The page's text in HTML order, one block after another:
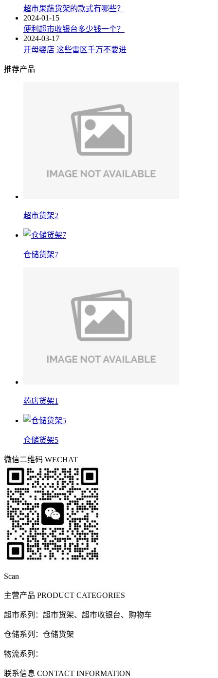
超市果蔬货架的款式有哪些？
2024-01-15
便利超市收银台多少钱一个？
2024-03-17
开母婴店 这些雷区千万不要进
推荐产品
超市货架2
仓储货架7
药店货架1
仓储货架5
微信二维码 WECHAT
Scan
主营产品 PRODUCT CATEGORIES
超市系列：超市货架、超市收银台、购物车
仓储系列：仓储货架
物流系列：
联系信息 CONTACT INFORMATION